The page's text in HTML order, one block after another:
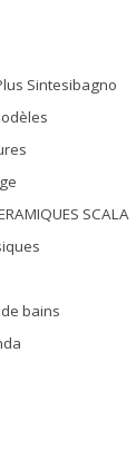
Sintesibagno
SCALA
bains